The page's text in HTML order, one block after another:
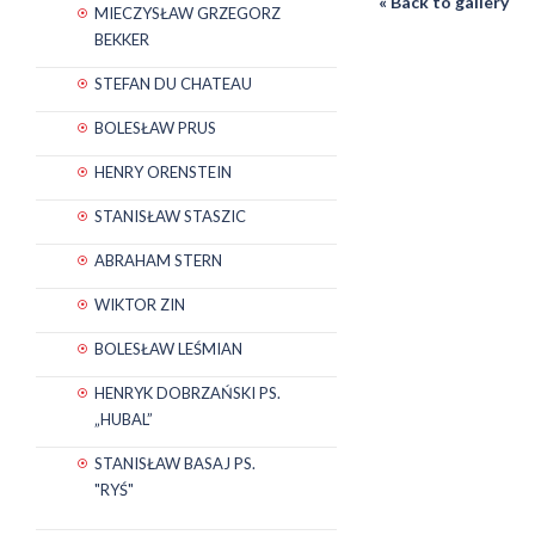
MIECZYSŁAW GRZEGORZ
BEKKER
STEFAN DU CHATEAU
BOLESŁAW PRUS
HENRY ORENSTEIN
STANISŁAW STASZIC
ABRAHAM STERN
WIKTOR ZIN
BOLESŁAW LEŚMIAN
HENRYK DOBRZAŃSKI PS.
„HUBAL”
STANISŁAW BASAJ PS.
"RYŚ"